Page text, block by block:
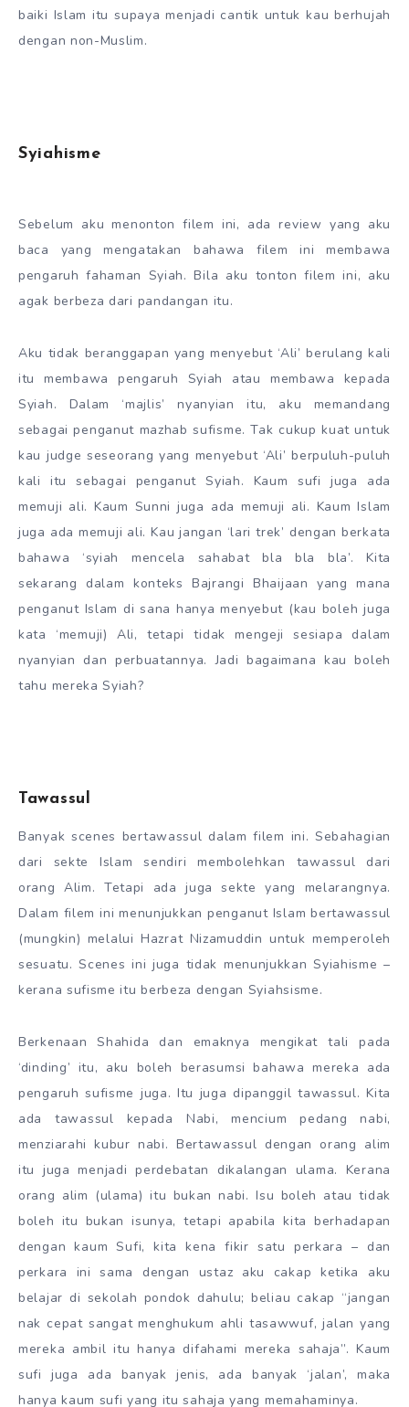
baiki Islam itu supaya menjadi cantik untuk kau berhujah
dengan non-Muslim.
Syiahisme
Sebelum aku menonton filem ini, ada review yang aku
baca yang mengatakan bahawa filem ini membawa
pengaruh fahaman Syiah. Bila aku tonton filem ini, aku
agak berbeza dari pandangan itu.
Aku tidak beranggapan yang menyebut ‘Ali’ berulang kali
itu membawa pengaruh Syiah atau membawa kepada
Syiah. Dalam ‘majlis’ nyanyian itu, aku memandang
sebagai penganut mazhab sufisme. Tak cukup kuat untuk
kau judge seseorang yang menyebut ‘Ali’ berpuluh-puluh
kali itu sebagai penganut Syiah. Kaum sufi juga ada
memuji ali. Kaum Sunni juga ada memuji ali. Kaum Islam
juga ada memuji ali. Kau jangan ‘lari trek’ dengan berkata
bahawa ‘syiah mencela sahabat bla bla bla’. Kita
sekarang dalam konteks Bajrangi Bhaijaan yang mana
penganut Islam di sana hanya menyebut (kau boleh juga
kata ‘memuji) Ali, tetapi tidak mengeji sesiapa dalam
nyanyian dan perbuatannya. Jadi bagaimana kau boleh
tahu mereka Syiah?
Tawassul
Banyak scenes bertawassul dalam filem ini. Sebahagian
dari sekte Islam sendiri membolehkan tawassul dari
orang Alim. Tetapi ada juga sekte yang melarangnya.
Dalam filem ini menunjukkan penganut Islam bertawassul
(mungkin) melalui Hazrat Nizamuddin untuk memperoleh
sesuatu. Scenes ini juga tidak menunjukkan Syiahisme –
kerana sufisme itu berbeza dengan Syiahsisme.
Berkenaan Shahida dan emaknya mengikat tali pada
‘dinding’ itu, aku boleh berasumsi bahawa mereka ada
pengaruh sufisme juga. Itu juga dipanggil tawassul. Kita
ada tawassul kepada Nabi, mencium pedang nabi,
menziarahi kubur nabi. Bertawassul dengan orang alim
itu juga menjadi perdebatan dikalangan ulama. Kerana
orang alim (ulama) itu bukan nabi. Isu boleh atau tidak
boleh itu bukan isunya, tetapi apabila kita berhadapan
dengan kaum Sufi, kita kena fikir satu perkara – dan
perkara ini sama dengan ustaz aku cakap ketika aku
belajar di sekolah pondok dahulu; beliau cakap “jangan
nak cepat sangat menghukum ahli tasawwuf, jalan yang
mereka ambil itu hanya difahami mereka sahaja”. Kaum
sufi juga ada banyak jenis, ada banyak ‘jalan’, maka
hanya kaum sufi yang itu sahaja yang memahaminya.